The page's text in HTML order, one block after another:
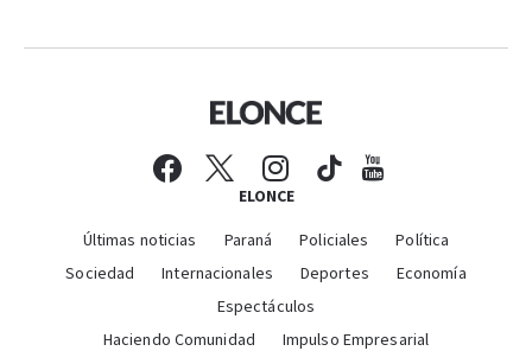
ELONCE
Últimas noticias Paraná Policiales
Política
Sociedad
Internacionales Deportes
Economía
Espectáculos
Haciendo Comunidad
Impulso Empresarial